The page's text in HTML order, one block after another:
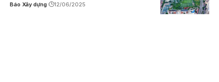
Báo Xây dựng 12/06/2025